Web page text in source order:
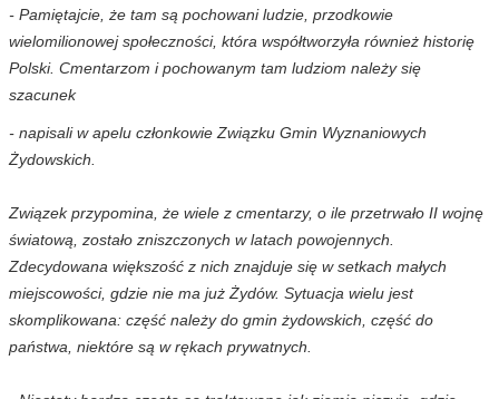
- Pamiętajcie, że tam są pochowani ludzie, przodkowie
wielomilionowej społeczności, która współtworzyła również historię
Polski. Cmentarzom i pochowanym tam ludziom należy się
szacunek
- napisali w apelu członkowie Związku Gmin Wyznaniowych
Żydowskich.
Związek przypomina, że wiele z cmentarzy, o ile przetrwało II wojnę
światową, zostało zniszczonych w latach powojennych.
Zdecydowana większość z nich znajduje się w setkach małych
miejscowości, gdzie nie ma już Żydów. Sytuacja wielu jest
skomplikowana: część należy do gmin żydowskich, część do
państwa, niektóre są w rękach prywatnych.